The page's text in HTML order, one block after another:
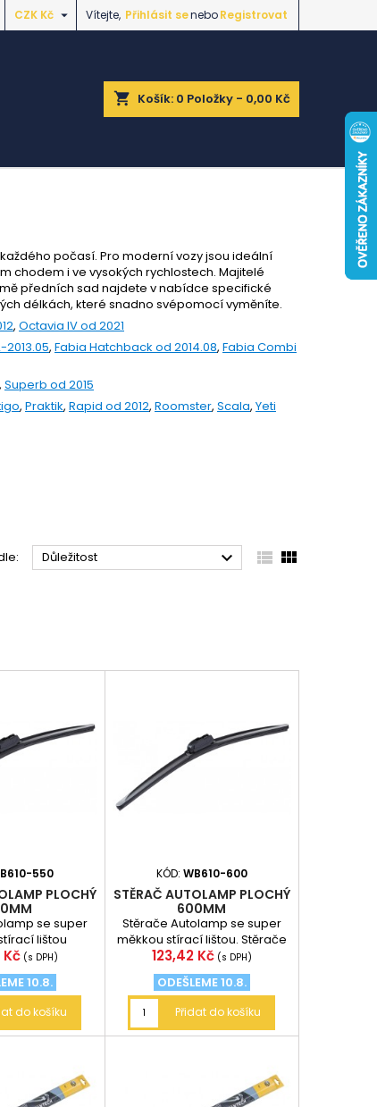
Vítejte, Přihlásit seneboRegistrovat
CZK Kč 
shopping_cart Košík: 0 Položky - 0,00 Kč
počasí. Pro moderní vozy jsou ideální
chodem i ve vysokých rychlostech. Majitelé
předních sad najdete v nabídce specifické
délkách, které snadno svépomocí vyměníte.
, Octavia IV od 2021
, Fabia Hatchback od 2014.08, Fabia Combi
, Superb od 2015
, Praktik, Rapid od 2012, Roomster, Scala, Yeti
Důležitost   
550
PLOCHÝ
se super
lištou
Kč (s DPH)
10.8.
do košíku
KÓD: WB610-600
STĚRAČ AUTOLAMP PLOCHÝ
600MM
Stěrače Autolamp se super
měkkou stírací lištou. Stěrače
mají nejnovější multifunkční
konstrukci,...
Cena
123,42 Kč (s DPH)
ODEŠLEME 10.8.
Přidat do košíku